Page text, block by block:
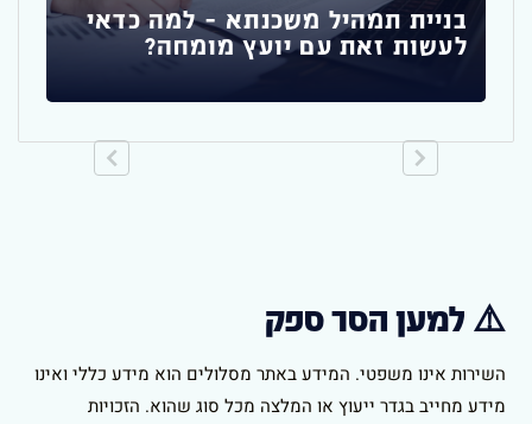
בניית תמהיל משכנתא – למה כדאי
לעשות זאת עם יועץ מומחה?
⚠️ למען הסר ספק
השירות אינו משפטי. המידע באתר מסלולים הוא מידע כללי ואינו
מידע מחייב בגדר ייעוץ או המלצה מכל סוג שהוא. הזכויות